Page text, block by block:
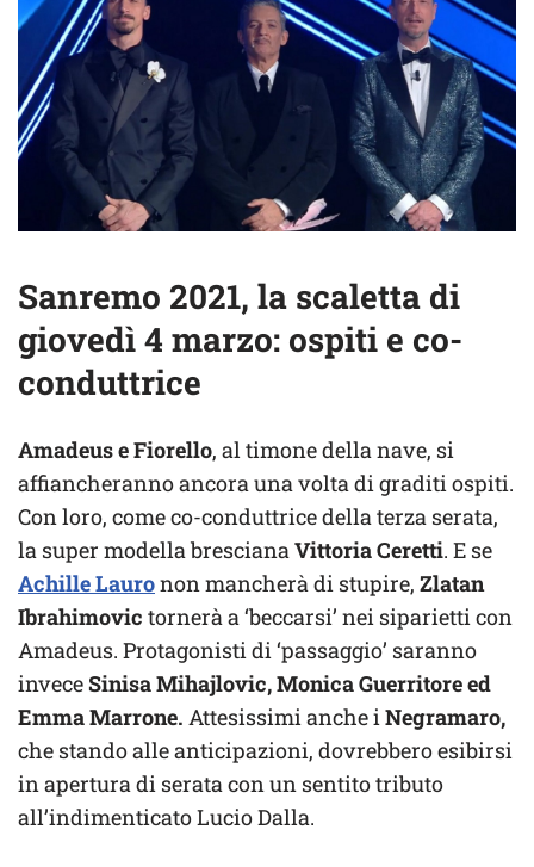
Sanremo 2021, la scaletta di
giovedì 4 marzo: ospiti e co-
conduttrice
Amadeus e Fiorello, al timone della nave, si
affiancheranno ancora una volta di graditi ospiti.
Con loro, come co-conduttrice della terza serata,
la super modella bresciana Vittoria Ceretti. E se
Achille Lauronon mancherà di stupire, Zlatan
Ibrahimovic tornerà a ‘beccarsi’ nei siparietti con
Amadeus. Protagonisti di ‘passaggio’ saranno
inveceSinisa Mihajlovic, Monica Guerritore ed
Emma Marrone. Attesissimi anche i Negramaro,
che stando alle anticipazioni, dovrebbero esibirsi
in apertura di serata con un sentito tributo
all’indimenticato Lucio Dalla.